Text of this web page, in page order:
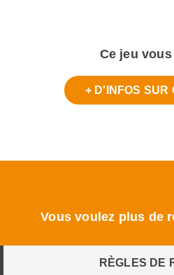
Ce jeu
+ D'INFOS SUR
Vous voulez plus de
RÈGLES DE